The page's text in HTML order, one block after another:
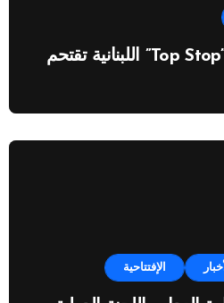
من بيروت إلى دبي…”Top Stop” اللبنانية تقتحم
الإفتتاحية